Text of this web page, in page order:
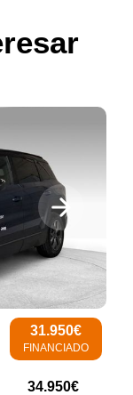
31.950€
FINANCIADO
34.950€